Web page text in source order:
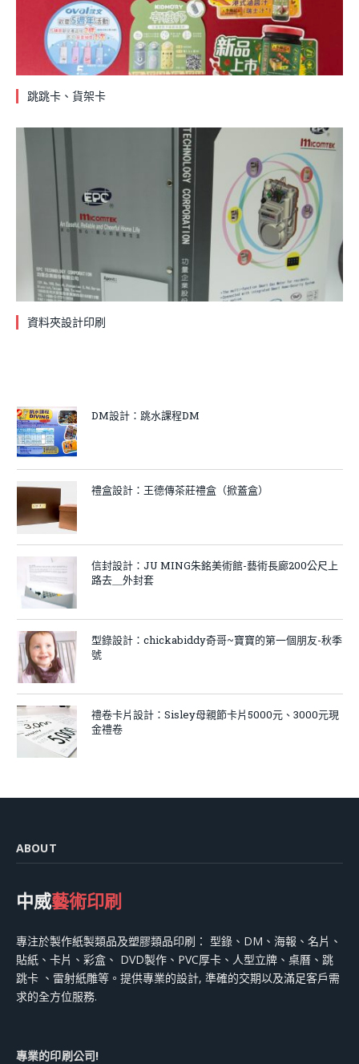
跳跳卡、貨架卡
資料夾設計印刷
DM設計：跳水課程DM
禮盒設計：王德傳茶莊禮盒（掀蓋盒）
信封設計：JU MING朱銘美術館-藝術長廊200公尺上
路去＿外封套
型錄設計：chickabiddy奇哥~寶寶的第一個朋友-秋季
號
禮卷卡片設計：Sisley母親節卡片5000元、3000元現
金禮卷
ABOUT
中威藝術印刷
專注於製作紙製類品及塑膠類品印刷： 型錄、DM、海報、名片、
貼紙、卡片、彩盒、 DVD製作、PVC厚卡、人型立牌、桌曆、跳
跳卡 、雷射紙雕等。提供專業的設計, 準確的交期以及滿足客戶需
求的全方位服務.
專業的印刷公司!